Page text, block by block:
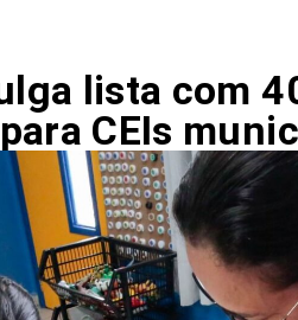
lista com
CEIs